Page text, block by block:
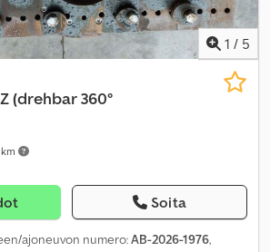
1 / 5
(drehbar 360°
Soita
ajoneuvon numero:AB-2026-1976,